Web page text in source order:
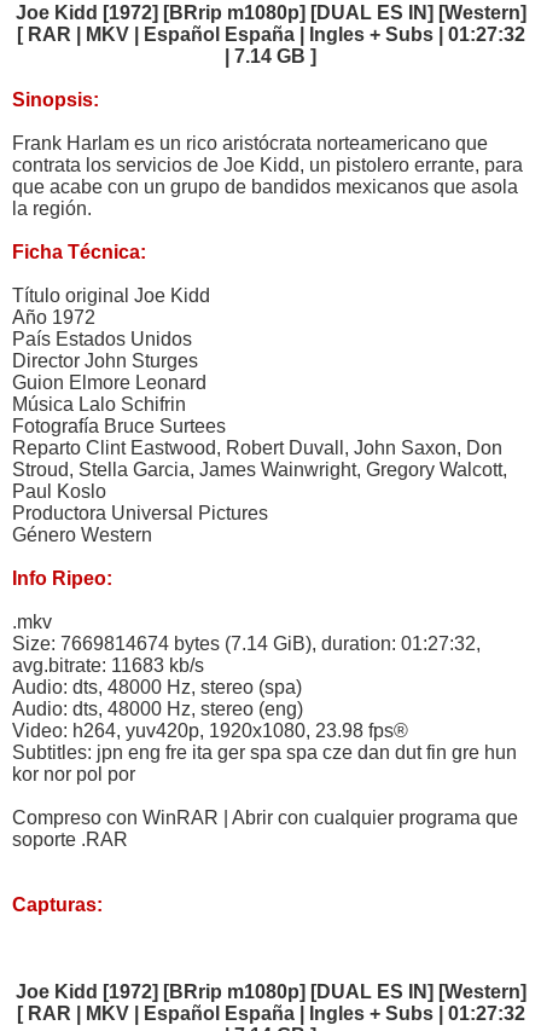
Joe Kidd [1972] [BRrip m1080p] [DUAL ES IN] [Western]
[ RAR | MKV | Español España | Ingles + Subs | 01:27:32
| 7.14 GB ]
Sinopsis:
Frank Harlam es un rico aristócrata norteamericano que
contrata los servicios de Joe Kidd, un pistolero errante, para
que acabe con un grupo de bandidos mexicanos que asola
la región.
Ficha Técnica:
Título original Joe Kidd
Año 1972
País Estados Unidos
Director John Sturges
Guion Elmore Leonard
Música Lalo Schifrin
Fotografía Bruce Surtees
Reparto Clint Eastwood, Robert Duvall, John Saxon, Don
Stroud, Stella Garcia, James Wainwright, Gregory Walcott,
Paul Koslo
Productora Universal Pictures
Género Western
Info Ripeo:
.mkv
Size: 7669814674 bytes (7.14 GiB), duration: 01:27:32,
avg.bitrate: 11683 kb/s
Audio: dts, 48000 Hz, stereo (spa)
Audio: dts, 48000 Hz, stereo (eng)
Video: h264, yuv420p, 1920x1080, 23.98 fps®
Subtitles: jpn eng fre ita ger spa spa cze dan dut fin gre hun
kor nor pol por
Compreso con WinRAR | Abrir con cualquier programa que
soporte .RAR
Capturas:
Joe Kidd [1972] [BRrip m1080p] [DUAL ES IN] [Western]
[ RAR | MKV | Español España | Ingles + Subs | 01:27:32